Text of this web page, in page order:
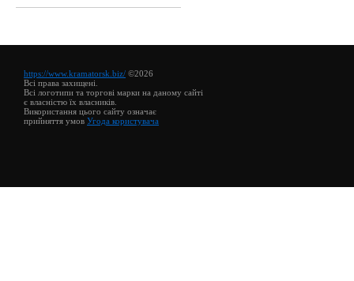
https://www.kramatorsk.biz/ ©2026
Всі права захищені.
Всі логотипи та торгові марки на даному сайті
є власністю їх власників.
Використання цього сайту означає
прийняття умов Угода користувача